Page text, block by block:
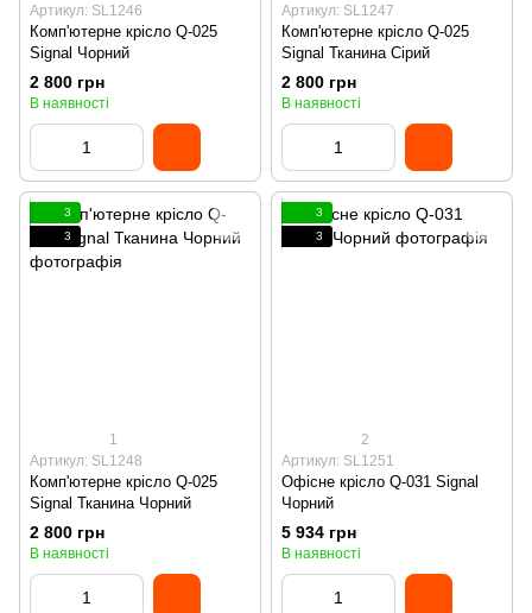
Артикул: SL1246
Комп'ютерне крісло Q-025
Signal Чорний
2 800 грн
В наявності
Артикул: SL1247
Комп'ютерне крісло Q-025
Signal Тканина Сірий
2 800 грн
В наявності
3
3
1
Артикул: SL1248
Комп'ютерне крісло Q-025
Signal Тканина Чорний
2 800 грн
В наявності
3
3
2
Артикул: SL1251
Офісне крісло Q-031 Signal
Чорний
5 934 грн
В наявності